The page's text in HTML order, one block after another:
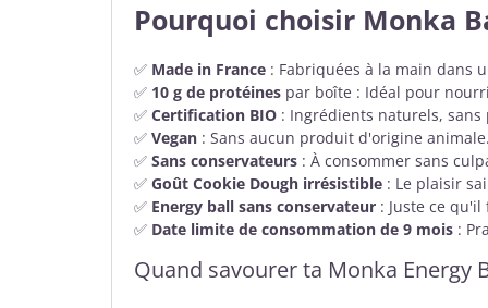
Pourquoi choisir Monka
✅ Made in France : Fabriquées à la main dans
✅ 10 g de protéines par boîte : Idéal pour
✅ Certification BIO : Ingrédients naturels,
✅ Vegan : Sans aucun produit d'origine
✅ Sans conservateurs : À consommer sans
✅ Goût Cookie Dough irrésistible : Le plaisir
✅ Energy ball sans conservateur : Juste ce
✅ Date limite de consommation de 9 mois :
Quand savourer ta Monka Energy